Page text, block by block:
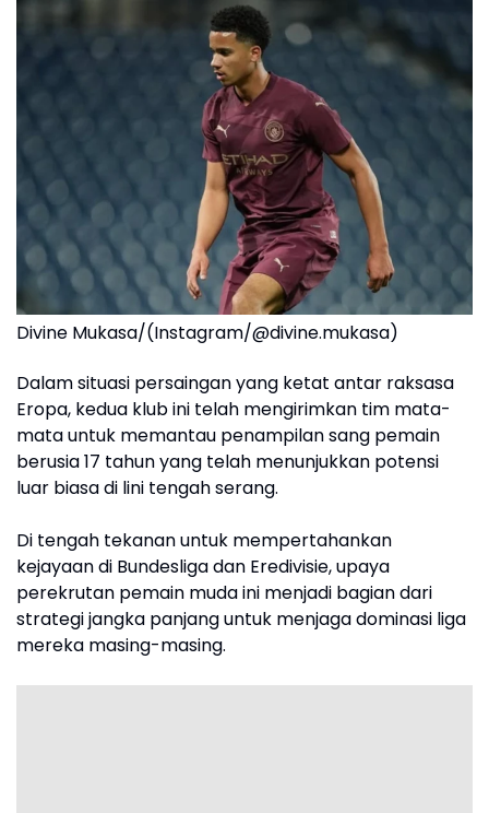
Divine Mukasa/(Instagram/@divine.mukasa)
Dalam situasi persaingan yang ketat antar raksasa
Eropa, kedua klub ini telah mengirimkan tim mata-
mata untuk memantau penampilan sang pemain
berusia 17 tahun yang telah menunjukkan potensi
luar biasa di lini tengah serang.
Di tengah tekanan untuk mempertahankan
kejayaan di Bundesliga dan Eredivisie, upaya
perekrutan pemain muda ini menjadi bagian dari
strategi jangka panjang untuk menjaga dominasi liga
mereka masing-masing.